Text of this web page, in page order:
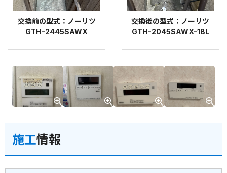
交換前の型式：ノーリツ
GTH-2445SAWX
交換後の型式：ノーリツ
GTH-2045SAWX-1BL
施工情報